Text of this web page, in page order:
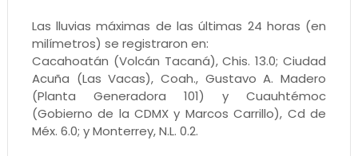
Las lluvias máximas de las últimas 24 horas (en
milímetros) se registraron en:
Cacahoatán (Volcán Tacaná), Chis. 13.0; Ciudad
Acuña (Las Vacas), Coah., Gustavo A. Madero
(Planta Generadora 101) y Cuauhtémoc
(Gobierno de la CDMX y Marcos Carrillo), Cd de
Méx. 6.0; y Monterrey, N.L. 0.2.